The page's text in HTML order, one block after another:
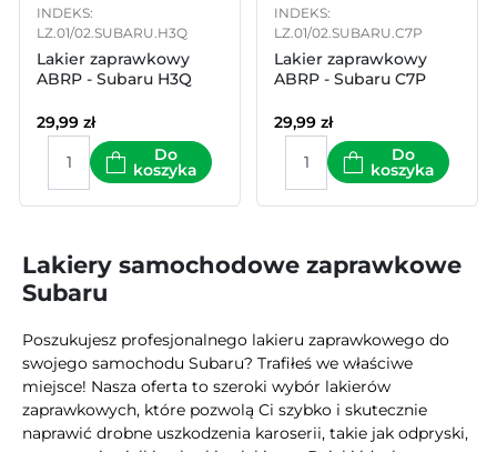
INDEKS:
LZ.01/02.SUBARU.H3Q
Lakier zaprawkowy
ABRP - Subaru H3Q
29,99 zł
Do
koszyka
INDEKS:
LZ.01/02.SUBARU.C7P
Lakier zaprawkowy
ABRP - Subaru C7P
29,99 zł
Do
koszyka
Lakiery samochodowe zaprawkowe
Subaru
Poszukujesz profesjonalnego lakieru zaprawkowego do
swojego samochodu Subaru? Trafiłeś we właściwe
miejsce! Nasza oferta to szeroki wybór lakierów
zaprawkowych, które pozwolą Ci szybko i skutecznie
naprawić drobne uszkodzenia karoserii, takie jak odpryski,